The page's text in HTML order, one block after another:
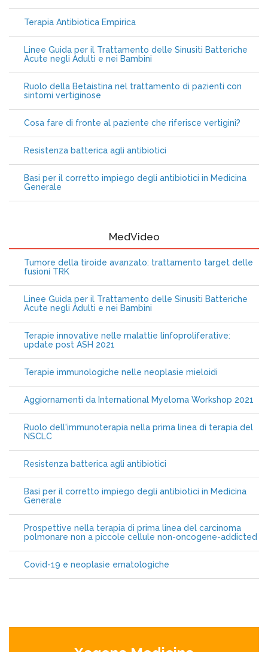
Terapia Antibiotica Empirica
Linee Guida per il Trattamento delle Sinusiti Batteriche
Acute negli Adulti e nei Bambini
Ruolo della Betaistina nel trattamento di pazienti con
sintomi vertiginose
Cosa fare di fronte al paziente che riferisce vertigini?
Resistenza batterica agli antibiotici
Basi per il corretto impiego degli antibiotici in Medicina
Generale
MedVideo
Tumore della tiroide avanzato: trattamento target delle
fusioni TRK
Linee Guida per il Trattamento delle Sinusiti Batteriche
Acute negli Adulti e nei Bambini
Terapie innovative nelle malattie linfoproliferative:
update post ASH 2021
Terapie immunologiche nelle neoplasie mieloidi
Aggiornamenti da International Myeloma Workshop 2021
Ruolo dell'immunoterapia nella prima linea di terapia del
NSCLC
Resistenza batterica agli antibiotici
Basi per il corretto impiego degli antibiotici in Medicina
Generale
Prospettive nella terapia di prima linea del carcinoma
polmonare non a piccole cellule non-oncogene-addicted
Covid-19 e neoplasie ematologiche